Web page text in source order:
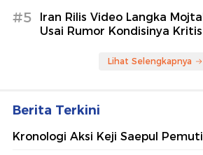
#5
Iran Rilis Video Langka
Usai Rumor Kondisinya Kritis
Lihat Selengkapnya
Berita Terkini
Kronologi Aksi Keji Saepul